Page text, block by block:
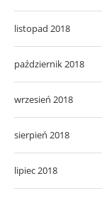
listopad 2018
październik 2018
wrzesień 2018
sierpień 2018
lipiec 2018